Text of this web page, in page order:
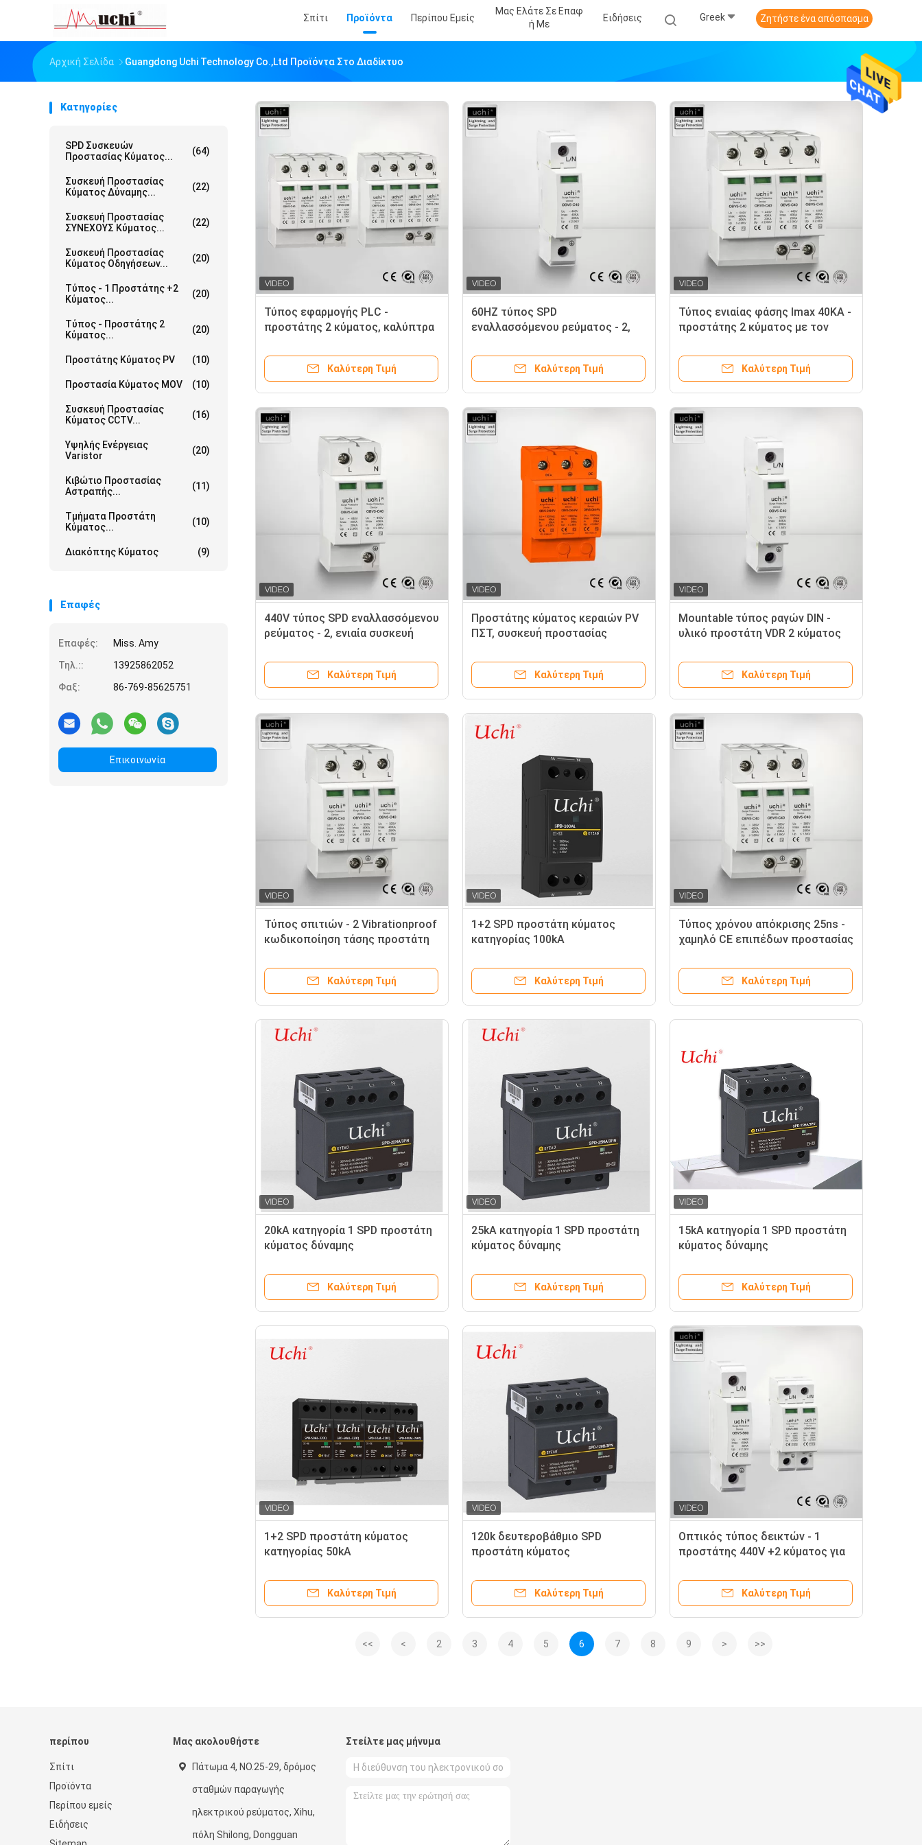
Σπίτι Προϊόντα Περίπου Εμείς
Μας Ελάτε Σε Επαφ
Ή Με
Ειδήσεις Greek Ζητήστε ένα απόσπασμα
Αρχική Σελίδα Guangdong Uchi Technology Co.,Ltd Προϊόντα Στο Διαδίκτυο
Κατηγορίες
SPD Συσκευών
Προστασίας Κύματος...
(64)
Συσκευή Προστασίας
Κύματος Δύναμης...
(22)
Συσκευή Προστασίας
ΣΥΝΕΧΟΥΣ Κύματος...
(22)
Συσκευή Προστασίας
Κύματος Οδηγήσεων...
(20)
Τύπος - 1 Προστάτης +2
Κύματος...
(20)
Τύπος - Προστάτης 2
Κύματος...
(20)
Προστάτης Κύματος PV (10)
Προστασία Κύματος MOV (10)
Συσκευή Προστασίας
Κύματος CCTV...
(16)
Υψηλής Ενέργειας
Varistor
(20)
Κιβώτιο Προστασίας
Αστραπής...
(11)
Τμήματα Προστάτη
Κύματος...
(10)
Διακόπτης Κύματος (9)
Επαφές
Επαφές:
Miss. Amy
Τηλ.::
13925862052
Φαξ:
86-769-85625751
Επικοινωνία
Τύπος εφαρμογής PLC -
προστάτης 2 κύματος, καλύπτρα
Καλύτερη Τιμή
60HZ τύπος SPD
εναλλασσόμενου ρεύματος - 2,
μετασχηματιστών 440V για τα
συστήματα UPSΚαλύτερη Τιμή
Τύπος ενιαίας φάσης Imax 40KA -
προστάτης 2 κύματος με τον
Καλύτερη Τιμή
440V τύπος SPD εναλλασσόμενου
ρεύματος - 2, ενιαία συσκευή
Καλύτερη Τιμή
Προστάτης κύματος κεραιών PV
ΠΣΤ, συσκευή προστασίας
Καλύτερη Τιμή
Mountable τύπος ραγών DIN -
υλικό προστάτη VDR 2 κύματος
Καλύτερη Τιμή
Τύπος σπιτιών - 2 Vibrationproof
κωδικοποίηση τάσης προστάτη
Καλύτερη Τιμή
1+2 SPD προστάτη κύματος
κατηγορίας 100kA
Καλύτερη Τιμή
Τύπος χρόνου απόκρισης 25ns -
χαμηλό CE επιπέδων προστασίας
Καλύτερη Τιμή
20kA κατηγορία 1 SPD προστάτη
κύματος δύναμης
Καλύτερη Τιμή
25kA κατηγορία 1 SPD προστάτη
κύματος δύναμης
Καλύτερη Τιμή
15kA κατηγορία 1 SPD προστάτη
κύματος δύναμης
Καλύτερη Τιμή
1+2 SPD προστάτη κύματος
κατηγορίας 50kA
Καλύτερη Τιμή
120k δευτεροβάθμιο SPD
προστάτη κύματος
Καλύτερη Τιμή
Οπτικός τύπος δεικτών - 1
προστάτης 440V +2 κύματος για
Καλύτερη Τιμή
<< < 2 3 4 5 6 7 8 9 > >>
περίπου
Σπίτι
Προϊόντα
Περίπου εμείς
Ειδήσεις
Μας ακολουθήστε
Πάτωμα 4, NO.25-29, δρόμος
σταθμών παραγωγής
ηλεκτρικού ρεύματος, Xihu,
πόλη Shilong, Dongguan
Στείλτε μας μήνυμα